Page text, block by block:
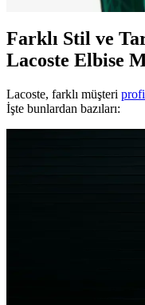
Farklı Stil ve
Lacoste Elbise
Lacoste, farklı müşteri
İşte bunlardan bazıları: